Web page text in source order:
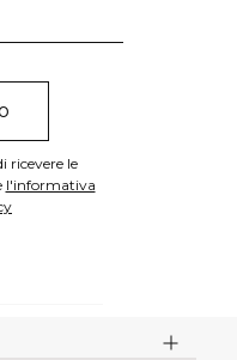
ricevere le
l'informativa